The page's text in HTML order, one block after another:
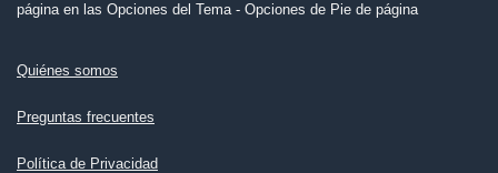
página en las Opciones del Tema - Opciones de Pie de página
Quiénes somos
Preguntas frecuentes
Política de Privacidad